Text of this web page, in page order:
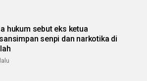
hukum sebut eks ketua
senpi dan narkotika di